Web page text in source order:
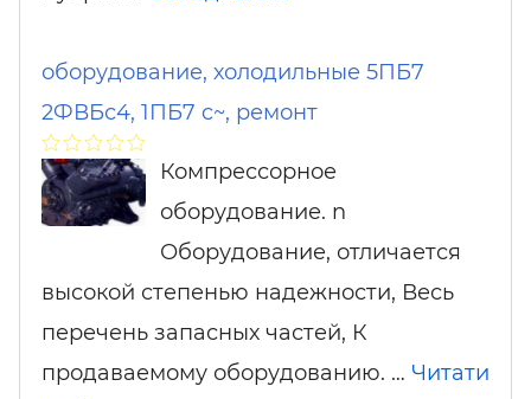
оборудование, холодильные 5ПБ7
2ФВБс4, 1ПБ7 c~, ремонт
Компрессорное
оборудование. n
Оборудование, отличается
высокой степенью надежности, Весь
перечень запасных частей, К
продаваемому оборудованию. … Читати